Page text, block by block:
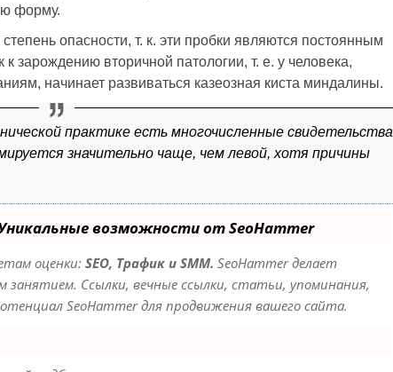
форму.
опасности, т. к. эти пробки являются постоянным
зарождению вторичной патологии, т. е. у человека,
начинает развиваться казеозная киста миндалины.
практике есть многочисленные свидетельства
значительно чаще, чем левой, хотя причины
возможности от SeoHammer
оценки: SEO, Трафик и SMM. SeoHammer делает
Ссылки, вечные ссылки, статьи, упоминания,
SeoHammer для продвижения вашего сайта.